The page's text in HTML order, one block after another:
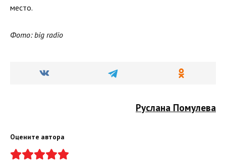
место.
Фото: big radio
Руслана Помулева
Оцените автора